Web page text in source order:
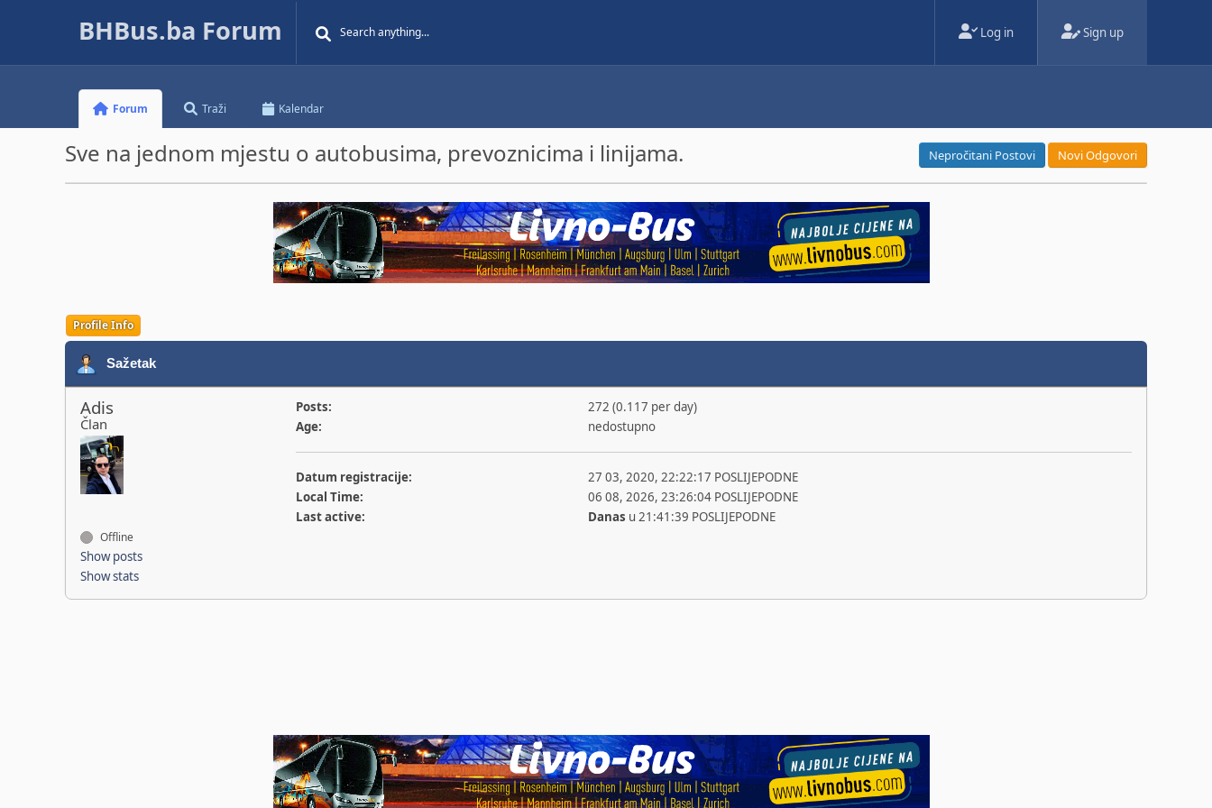
BHBus.ba Forum Log in Sign up
Forum Traži Kalendar
Sve na jednom mjestu o autobusima, prevoznicima i linijama. Nepročitani Postovi Novi Odgovori
Profile Info
Sažetak
Adis
Član
Offline
Show posts
Show stats
Posts:
272 (0.117 per day)
Age:
nedostupno
Datum registracije:
27 03, 2020, 22:22:17 POSLIJEPODNE
Local Time:
06 08, 2026, 23:26:04 POSLIJEPODNE
Last active:
Danas u 21:41:39 POSLIJEPODNE